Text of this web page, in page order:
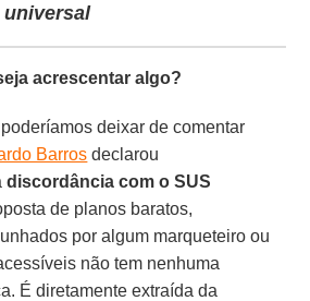
universal
acrescentar algo?
deixar de comentar
Barros declarou
discordância com o SUS
de planos baratos,
por algum marqueteiro ou
não tem nenhuma
É diretamente extraída da